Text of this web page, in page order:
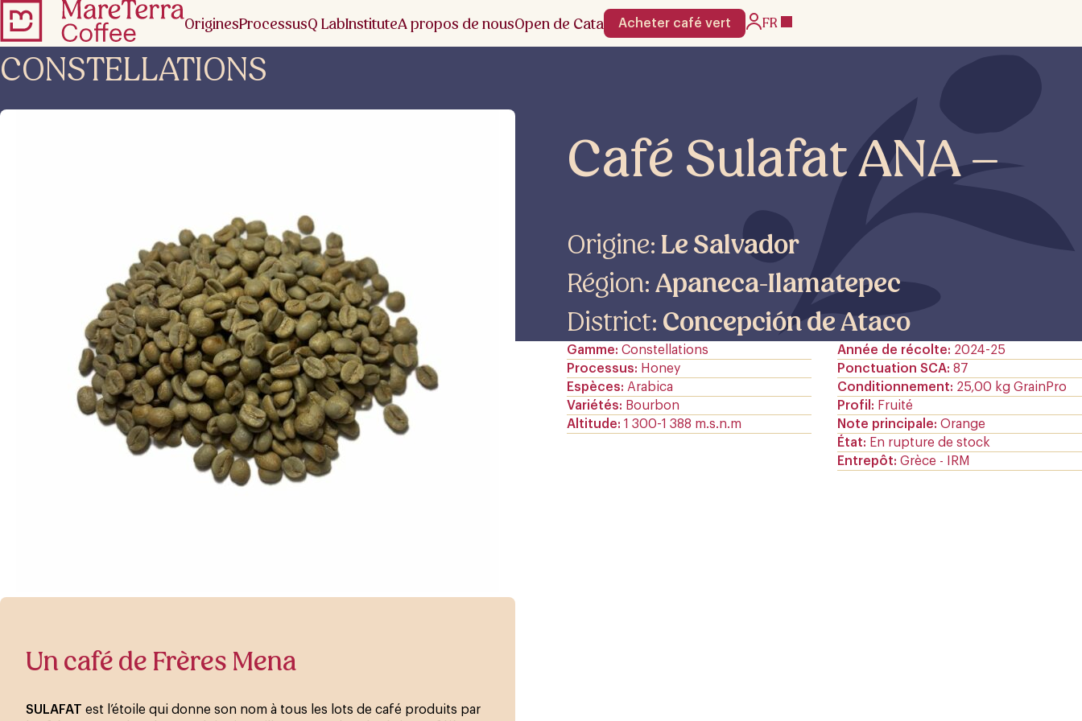
OriginesProcessusQ LabInstituteA propos de nousOpen de Cata Acheter café vert FR
CONSTELLATIONS
Café Sulafat ANA –
Origine:Le Salvador
Région:Apaneca-Ilamatepec
District: Concepción de Ataco
Gamme Constellations
Processus
Honey
Espèces
Arabica
Variétés
Bourbon
Altitude 1 300-1 388 m.s.n.m
Année de récolte
2024-25
Ponctuation SCA 87
Conditionnement
25,00 kg GrainPro
Profil
Fruité
Note principale Orange
État
En rupture de stock
Entrepôt Grèce - IRM
Un café de Frères Mena
SULAFAT est l’étoile qui donne son nom à tous les lots de café produits par